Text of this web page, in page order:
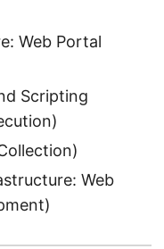
Web Portal
Scripting
Web